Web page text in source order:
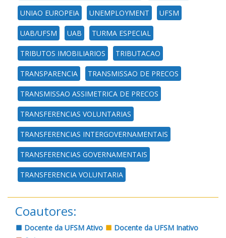
UNIAO EUROPEIA UNEMPLOYMENT UFSM
UAB/UFSM UAB TURMA ESPECIAL
TRIBUTOS IMOBILIARIOS TRIBUTACAO
TRANSPARENCIA TRANSMISSAO DE PRECOS
TRANSMISSAO ASSIMETRICA DE PRECOS
TRANSFERENCIAS VOLUNTARIAS
TRANSFERENCIAS INTERGOVERNAMENTAIS
TRANSFERENCIAS GOVERNAMENTAIS
TRANSFERENCIA VOLUNTARIA
Coautores:
Docente da UFSM Ativo
Docente da UFSM Inativo